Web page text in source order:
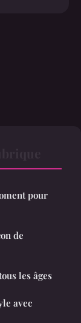
pour
de
les âges
avec